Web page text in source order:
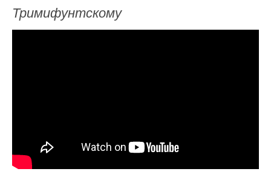
Тримифунтскому